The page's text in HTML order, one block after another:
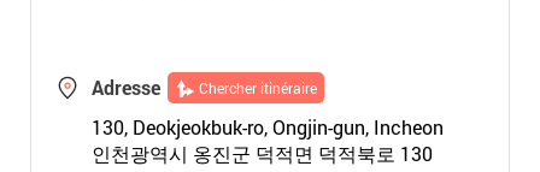
Adresse Chercher itinéraire
130, Deokjeokbuk-ro, Ongjin-gun, Incheon
인천광역시 옹진군 덕적면 덕적북로 130